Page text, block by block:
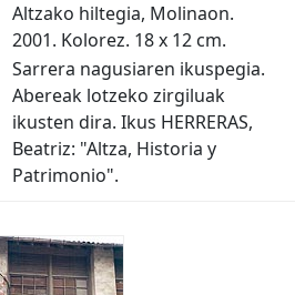
Altzako hiltegia, Molinaon.
2001. Kolorez. 18 x 12 cm.
Sarrera nagusiaren ikuspegia.
Abereak lotzeko zirgiluak
ikusten dira. Ikus HERRERAS,
Beatriz: "Altza, Historia y
Patrimonio".